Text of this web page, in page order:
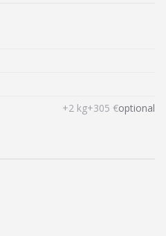
+2 kg+305 €optional